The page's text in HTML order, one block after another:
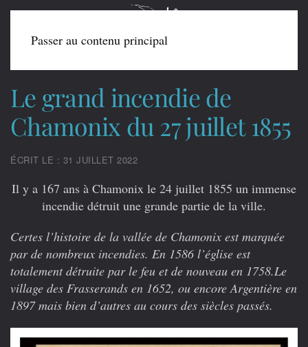
Passer au contenu principal
Le grand incendie de
Chamonix du 27 juillet 1855
ÉCRIT LE : 31 JUILLET 2022
Il y a 167 ans à Chamonix le 24 juillet 1855 un immense
incendie détruit une grande partie de la ville.
Certes l’histoire de la vallée de Chamonix est marquée
par de nombreux incendies. En 1586 l’église est
totalement détruite par le feu et de nouveau en 1758.Le
village des Frasserands en 1652, ou encore Argentière en
1897 mais bien d’autres au cours des siècles passés.